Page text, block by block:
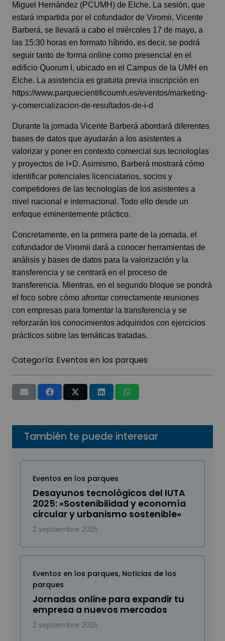
Miguel Hernández (PCUMH) de Elche. La sesión, que
estará impartida por el cofundador de Viromii, Vicente
Barberá, se llevará a cabo el miércoles 17 de mayo, a
las 15:30 horas en formato híbrido, es decir, se podrá
seguir tanto de forma online como presencial en el
edificio Quorum I, ubicado en el Campus de la UMH en
Elche. La asistencia es gratuita previa inscripción en
https://www.parquecientificoumh.es/eventos/marketing-
y-comercializacion-de-resultados-de-i-d
Durante la jornada Vicente Barberá abordará diferentes
bases de datos que ayudarán a los asistentes a
valorizar y poner en contexto comercial sus tecnologías
y proyectos de I+D. Asimismo, Barberá mostrará cómo
identificar potenciales licenciatarios, socios y
competidores de las tecnologías de los asistentes a
nivel nacional e internacional. Todo ello desde un
enfoque eminentemente práctico.
Concretamente, en la primera parte de la jornada, el
cofundador de Viromii dará a conocer herramientas de
análisis y bases de datos para la valorización y la
transferencia y se centrará en el proceso de
transferencia. Mientras, en el segundo bloque se pondrá
el foco sobre cómo afrontar correctamente reuniones
con empresas para fomentar la transferencia y se
reforzarán los conocimientos adquiridos con ejercicios
prácticos sobre las temáticas tratadas.
Categoría: Eventos en los parques
También te puede interesar
Eventos en los parques
Desayunos tecnológicos del IUTA
2025: «Sostenibilidad y economía
circular y urbanismo sostenible»
2 septiembre 2025
Eventos en los parques, Noticias de los
parques
Jornadas online para expandir tu
empresa a nuevos mercados
2 septiembre 2025